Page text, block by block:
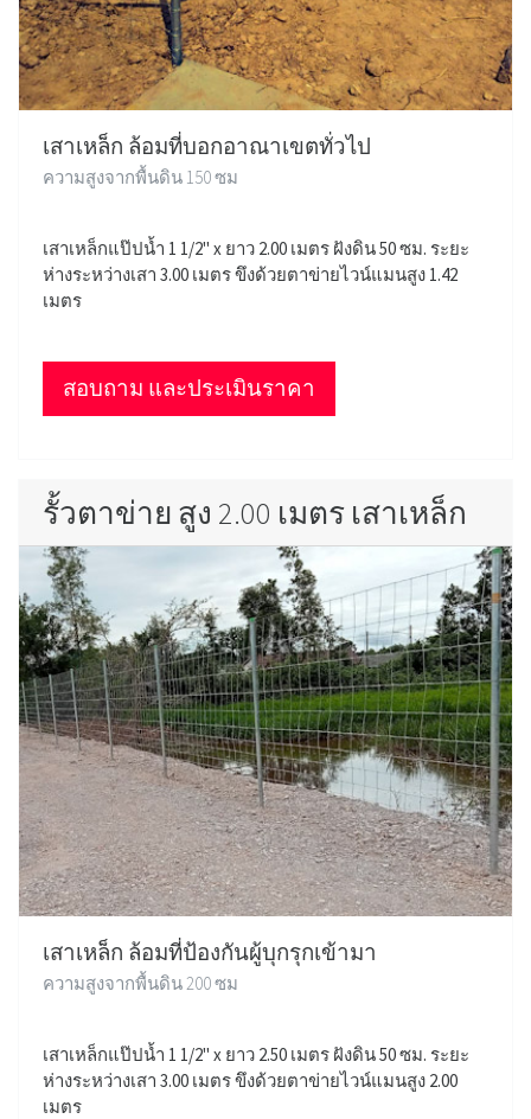
เสาเหล็ก ล้อมที่บอกอาณาเขตทั่วไป
ความสูงจากพื้นดิน 150 ซม
เสาเหล็กแป๊ปน้ำ 1 1/2" x ยาว 2.00 เมตร ฝังดิน 50 ซม. ระยะ
ห่างระหว่างเสา 3.00 เมตร ขึงด้วยตาข่ายไวน์แมนสูง 1.42
เมตร
สอบถาม และประเมินราคา
รั้วตาข่าย สูง 2.00 เมตร เสาเหล็ก
เสาเหล็ก ล้อมที่ป้องกันผู้บุกรุกเข้ามา
ความสูงจากพื้นดิน 200 ซม
เสาเหล็กแป๊ปน้ำ 1 1/2" x ยาว 2.50 เมตร ฝังดิน 50 ซม. ระยะ
ห่างระหว่างเสา 3.00 เมตร ขึงด้วยตาข่ายไวน์แมนสูง 2.00
เมตร